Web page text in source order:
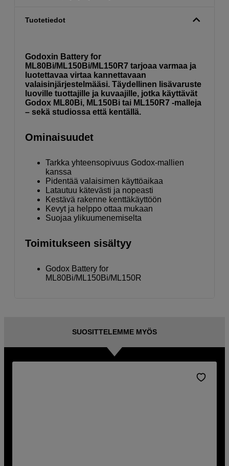
Tuotetiedot
Godoxin Battery for
ML80Bi/ML150Bi/ML150R7 tarjoaa varmaa ja
luotettavaa virtaa kannettavaan
valaisinjärjestelmääsi. Täydellinen lisävaruste
luoville tuottajille ja kuvaajille, jotka käyttävät
Godox ML80Bi, ML150Bi tai ML150R7 -malleja
– sekä studiossa että kentällä.
Ominaisuudet
Tarkka yhteensopivuus Godox-mallien
kanssa
Pidentää valaisimen käyttöaikaa
Latautuu kätevästi ja nopeasti
Kestävä rakenne kenttäkäyttöön
Kevyt ja helppo ottaa mukaan
Suojaa ylikuumenemiselta
Toimitukseen sisältyy
Godox Battery for
ML80Bi/ML150Bi/ML150R
SUOSITTELEMME MYÖS